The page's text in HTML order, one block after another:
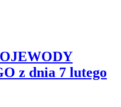
z dnia 7 lutego